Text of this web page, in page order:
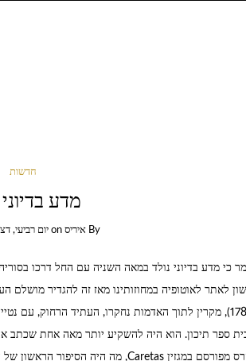
חדשות
מדע
By איריס on יום רביעי, דצמבר
לפרוע (1781), מקרין לתוך האדמות נחקרו, העתיד הרחוק,